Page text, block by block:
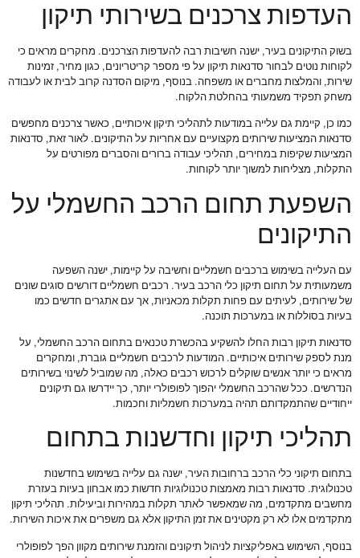
העדפות צרכנים בשירותי תיקון
בשוק התיקונים בעיר, ישנה חשיבות רבה להעדפות הצרכנים. מחקרים מראים כי
לקוחות נוטים לבחור סדנאות תיקון על פי מספר קריטריונים, כגון מחיר, זמינות
שירות, והמלצות מחברים או משפחה. בנוסף, מיקום הסדנה קרוב לבית או לעבודה
משחק תפקיד משמעותי בהחלטת הלקוח.
כמו כן, קיימת גם עלייה במודעות לתהליכי תיקון איכותיים, כאשר צרכנים מחפשים
סדנאות המציעות שירותים מקצועיים עם אחריות על התיקונים. לאור זאת, סדנאות
המציעות שקיפות במחירים, תהליכי עבודה ברורים והסברים מפורטים על
התקלות, מצליחות למשוך יותר לקוחות.
השפעת תחום הרכב החשמלי על
התיקונים
עם העלייה בשימוש ברכבים חשמליים וחשיבה על קיימות, ישנה השפעה
משמעותית על תחום תיקון כלי הרכב בעיר. רכבים חשמליים דורשים סוגים שונים
של שירותים, לעיתים עם פחות תקלות מכאניות, אך עם אתגרים חדשים כמו
בעיות בסוללות או במערכות תוכנה.
סדנאות תיקון רבות החלו להשקיע בהכשרת טכנאים בתחום הרכב החשמלי, על
מנת לספק שירותים איכותיים. המודעות לרכבים חשמליים גוברת, ומחקרים
מראים כי יותר אנשים שוקלים לרכוש רכבים כאלה, מה שמוביל לשינוי בשירותים
הנדרשים. ככל שהרכב החשמלי יהפוך לפופולרי יותר, כך יידרשו גם תיקונים
ייחודיים שהתמקדותם תהיה במערכות חשמליות וחכמות.
תהליכי תיקון וחדשנות בתחום
בתחום תיקוני כלי הרכב ברחובות העיר, ישנה גם עלייה בשימוש בחדשנות
טכנולוגית. סדנאות רבות מאמצות טכנולוגיות חדשות כמו אבחון בעיות בעזרת
מחשבים מתקדמים, מה שמאפשר לאתר תקלות במהירות וביעילות. תהליכי תיקון
מתקדמים אלו לא רק מקטינים את זמן התיקון אלא גם משפרים את איכות השירות.
בנוסף, השימוש באפליקציות לניהול תיקונים והזמנת שירותים מקוון הפך לפופולרי